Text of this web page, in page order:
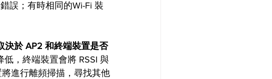
誤；有時相同的Wi-Fi 裝
決於 AP2 和終端裝置是否
，終端裝置會將 RSSI 與
進行離頻掃描，尋找其他